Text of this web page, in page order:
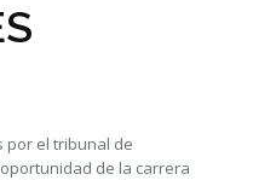
por el tribunal de
de la carrera